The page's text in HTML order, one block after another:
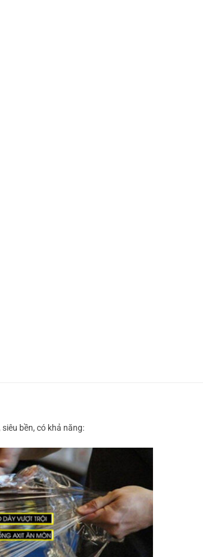
bền, có khả năng: